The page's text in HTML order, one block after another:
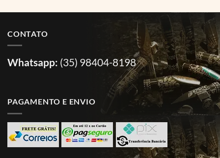
CONTATO
Whatsapp: (35) 98404-8198
PAGAMENTO E ENVIO